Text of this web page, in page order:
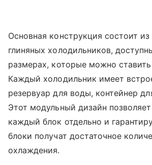
Основная конструкция состоит
глиняных холодильников,
размерах, которые можно ставить
Каждый холодильник имеет
резервуар для воды, контейнер
Этот модульный дизайн
каждый блок отдельно и
блоки получат достаточное
охлаждения.